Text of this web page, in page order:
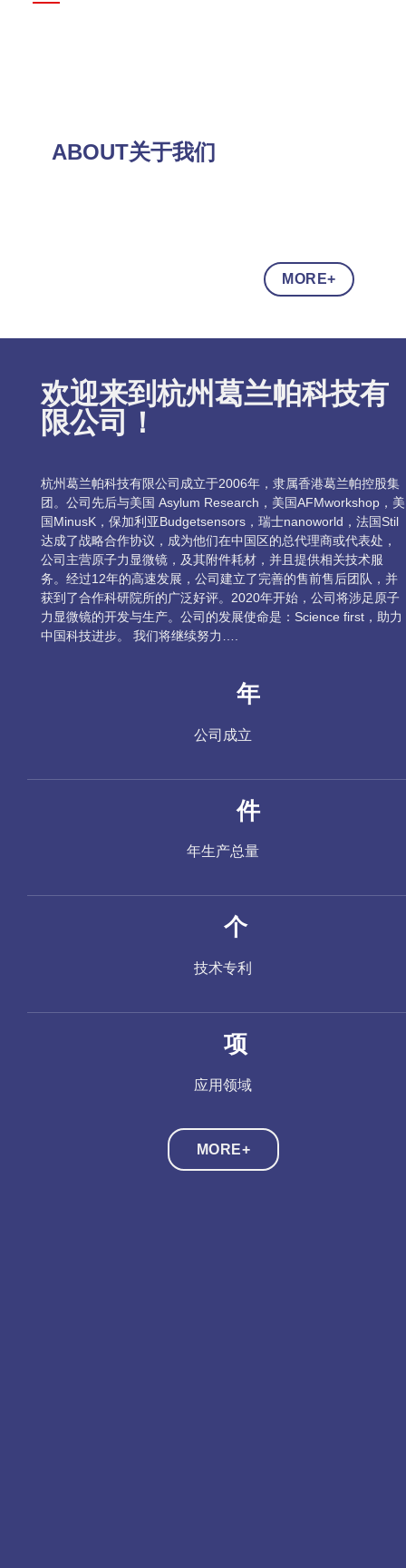
ABOUT关于我们
MORE+
欢迎来到杭州葛兰帕科技有
限公司！
杭州葛兰帕科技有限公司成立于2006年，隶属香港葛兰帕控股集
团。公司先后与美国 Asylum Research，美国AFMworkshop，美
国MinusK，保加利亚Budgetsensors，瑞士nanoworld，法国Stil
达成了战略合作协议，成为他们在中国区的总代理商或代表处，
公司主营原子力显微镜，及其附件耗材，并且提供相关技术服
务。经过12年的高速发展，公司建立了完善的售前售后团队，并
获到了合作科研院所的广泛好评。2020年开始，公司将涉足原子
力显微镜的开发与生产。公司的发展使命是：Science first，助力
中国科技进步。 我们将继续努力….
年
公司成立
件
年生产总量
个
技术专利
项
应用领域
MORE+